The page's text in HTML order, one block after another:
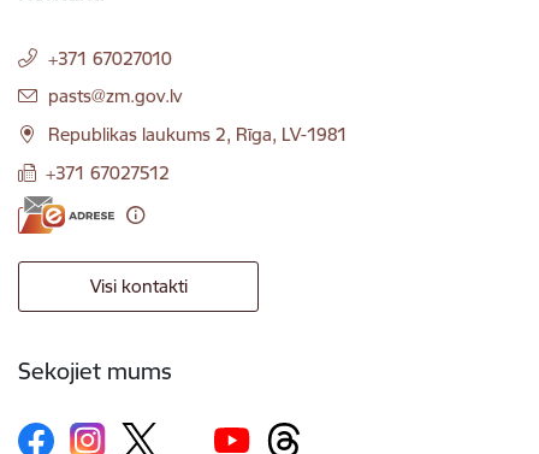
+371 67027010
E-pasts:
pasts@zm.gov.lv
Republikas laukums 2, Rīga, LV-1981
+371 67027512
Visi kontakti
Sekojiet mums